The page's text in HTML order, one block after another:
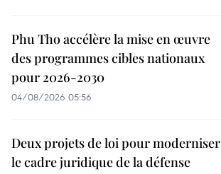
Phu Tho accélère la mise en œuvre
des programmes cibles nationaux
pour 2026-2030
04/08/2026 05:56
Deux projets de loi pour moderniser
le cadre juridique de la défense